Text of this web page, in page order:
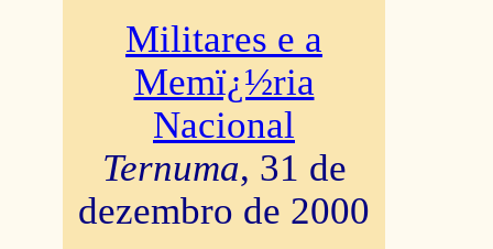
Militares e a
Memï¿½ria
Nacional
Ternuma, 31 de
dezembro de 2000